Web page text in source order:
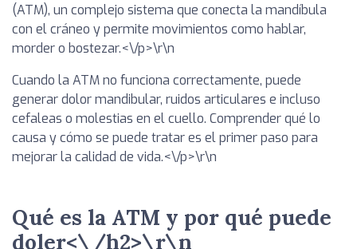
(ATM), un complejo sistema que conecta la mandíbula
con el cráneo y permite movimientos como hablar,
morder o bostezar.<\/p>\r\n
Cuando la ATM no funciona correctamente, puede
generar dolor mandibular, ruidos articulares e incluso
cefaleas o molestias en el cuello. Comprender qué lo
causa y cómo se puede tratar es el primer paso para
mejorar la calidad de vida.<\/p>\r\n
Qué es la ATM y por qué puede
doler<\/h2>\r\n